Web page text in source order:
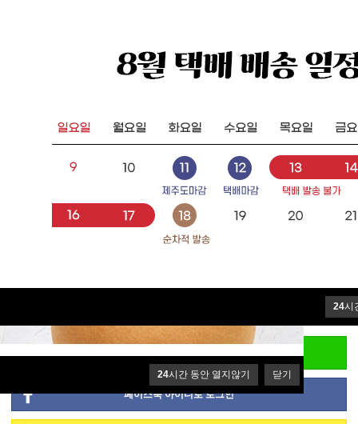
24시간 동안 열지않기 닫기
24시
자동로그인
페이스북 아이디로 로그인